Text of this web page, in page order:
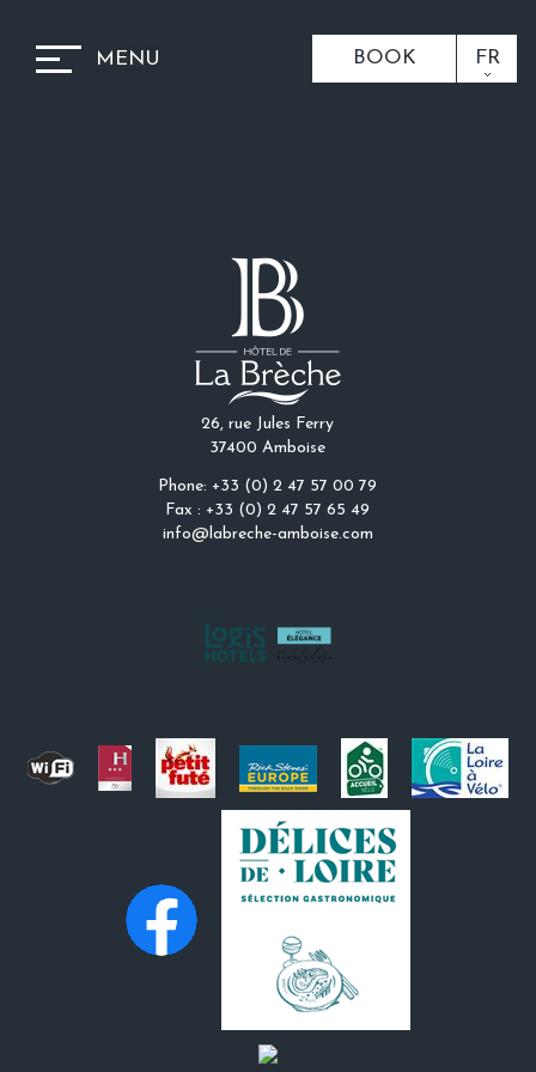
MENU BOOK FR
26, rue Jules Ferry
37400 Amboise
Phone: +33 (0) 2 47 57 00 79
Fax : +33 (0) 2 47 57 65 49
info@labreche-amboise.com